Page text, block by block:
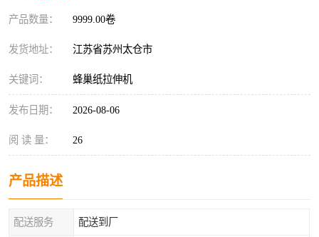
产品数量： 9999.00卷
发货地址： 江苏省苏州太仓市
关键词： 蜂巢纸拉伸机
发布日期： 2026-08-06
阅 读 量： 26
产品描述
配送服务 配送到厂